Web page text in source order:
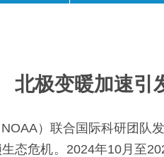
北极变暖加速引
）联合国际科研团队
态危机。2024年10月至